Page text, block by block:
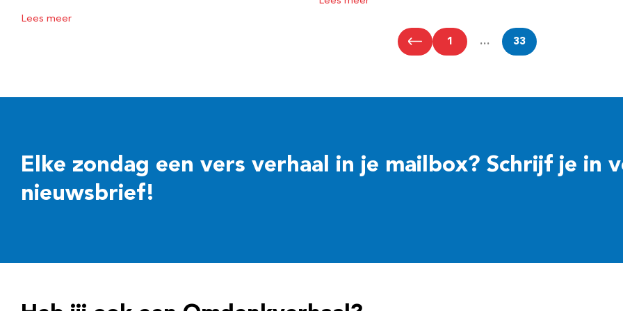
Lees meer
1 … 33
Elke zondag een vers verhaal in je mailbox? Schrijf je in
nieuwsbrief!